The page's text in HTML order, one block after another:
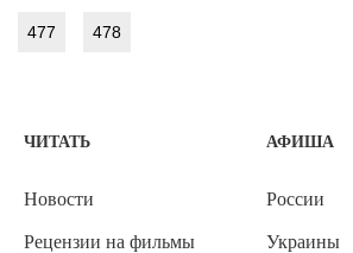
477 478
ЧИТАТЬ
Новости
Рецензии на фильмы
АФИША
России
Украины